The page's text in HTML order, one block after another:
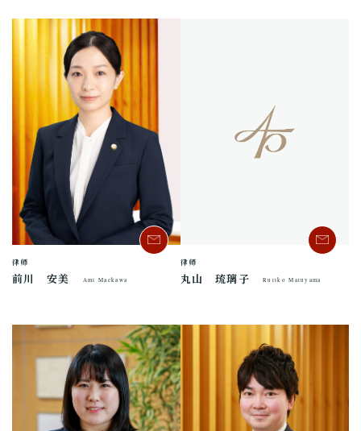
律师
前川 安美 Ami Maekawa
律师
丸山 琉璃子 Ruriko Maruyama